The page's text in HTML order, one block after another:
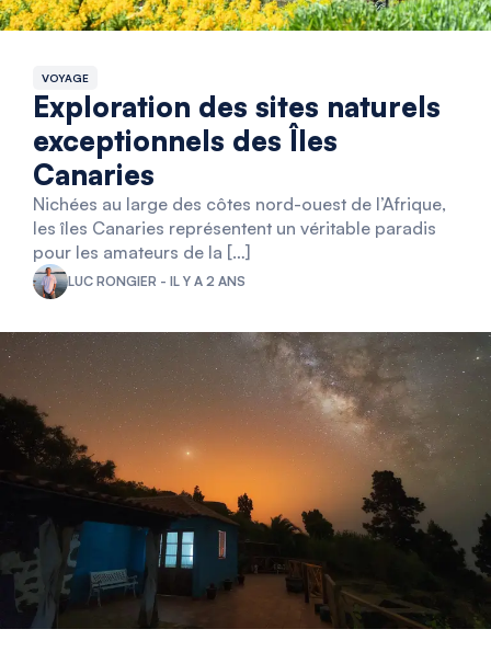
VOYAGE
Exploration des sites naturels
exceptionnels des Îles
Canaries
Nichées au large des côtes nord-ouest de l’Afrique,
les îles Canaries représentent un véritable paradis
pour les amateurs de la […]
LUC RONGIER - IL Y A 2 ANS